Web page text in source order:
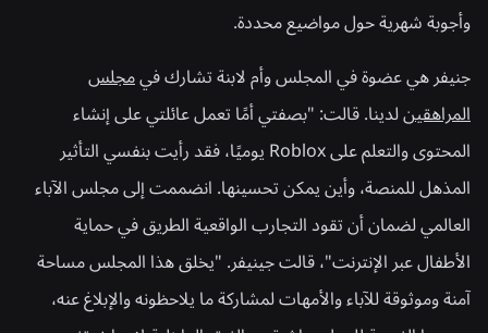
وأجوبة شهرية حول مواضيع محددة.
جنيفر هي عضوة في المجلس وأم لابنة تشارك فيمجلس
المراهقينلدينا. قالت: "بصفتي أمًا تعمل عائلتي على إنشاء
المحتوى والتعلم على Roblox يوميًا، فقد رأيت بنفسي التأثير
المذهل للمنصة، وأين يمكن تحسينها. انضممت إلى مجلس الآباء
العالمي لضمان أن تقود التجارب الواقعية الطريق في حماية
الأطفال عبر الإنترنت"، قالت جينيفر. "يخلق هذا المجلس مساحة
آمنة وموثوقة للآباء والأمهات لمشاركة ما يلاحظونه والإبلاغ عنه،